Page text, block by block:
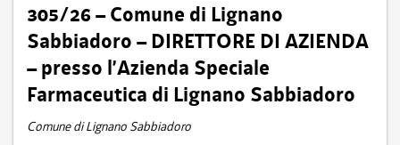
305/26 – Comune di Lignano
Sabbiadoro – DIRETTORE DI AZIENDA
– presso l’Azienda Speciale
Farmaceutica di Lignano Sabbiadoro
Comune di Lignano Sabbiadoro